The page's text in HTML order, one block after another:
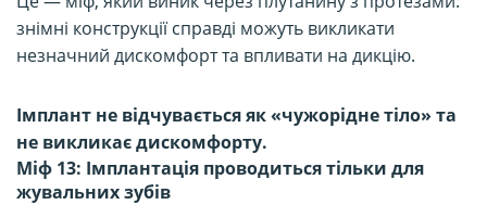
знімні конструкції справді можуть викликати
незначний дискомфорт та впливати на дикцію.
Імплант не відчувається як «чужорідне тіло» та
не викликає дискомфорту.
Міф 13: Імплантація проводиться тільки для
жувальних зубів